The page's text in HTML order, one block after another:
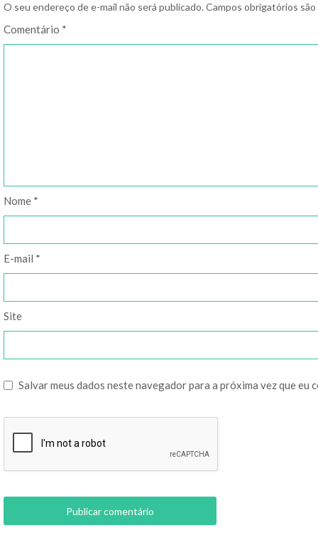
O seu endereço de e-mail não será publicado.Campos obrigatórios
Comentário *
Nome *
E-mail *
Site
Salvar meus dados neste navegador para a próxima vez que eu